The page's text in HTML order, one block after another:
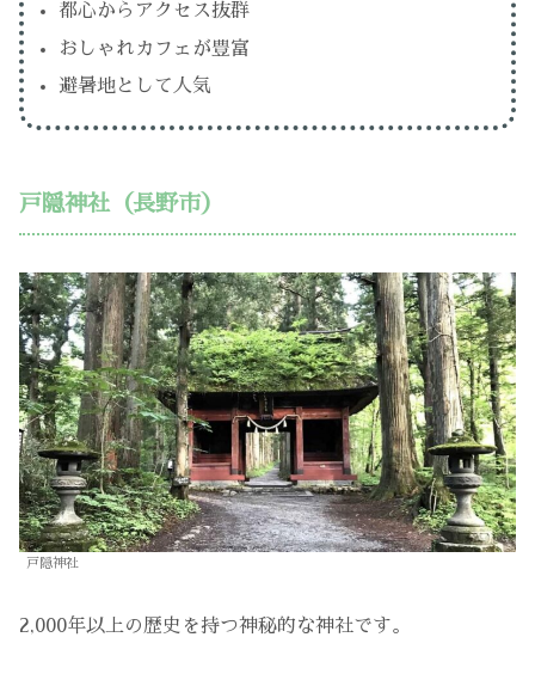
都心からアクセス抜群
おしゃれカフェが豊富
避暑地として人気
戸隠神社（長野市）
戸隠神社
2,000年以上の歴史を持つ神秘的な神社です。